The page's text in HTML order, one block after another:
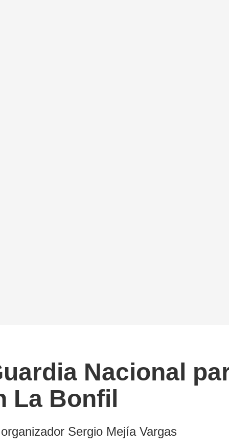
Nacional
La Bonfil
Sergio Mejía Vargas